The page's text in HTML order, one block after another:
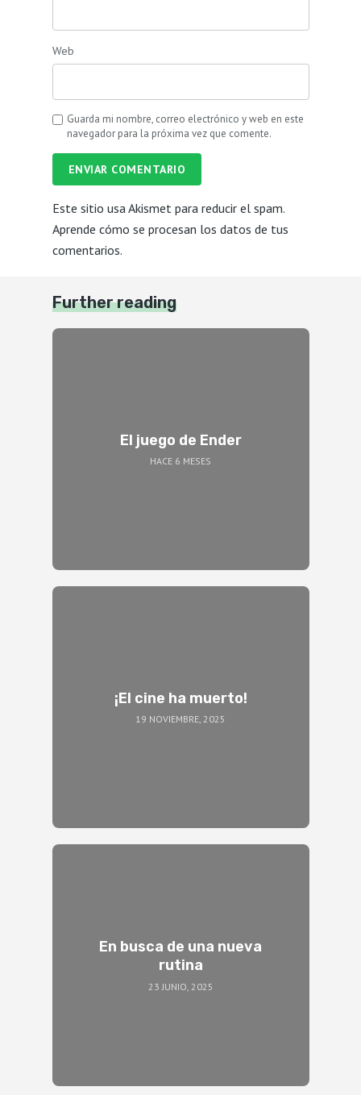
Web
Guarda mi nombre, correo electrónico y web en este
navegador para la próxima vez que comente.
ENVIAR COMENTARIO
Este sitio usa Akismet para reducir el spam.
Aprende cómo se procesan los datos de tus
comentarios.
Further reading
El juego de Ender
HACE 6 MESES
¡El cine ha muerto!
19 NOVIEMBRE, 2025
En busca de una nueva
rutina
23 JUNIO, 2025